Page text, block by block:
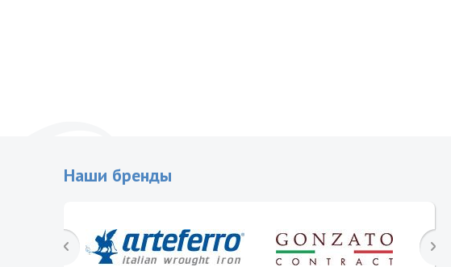
Наши бренды